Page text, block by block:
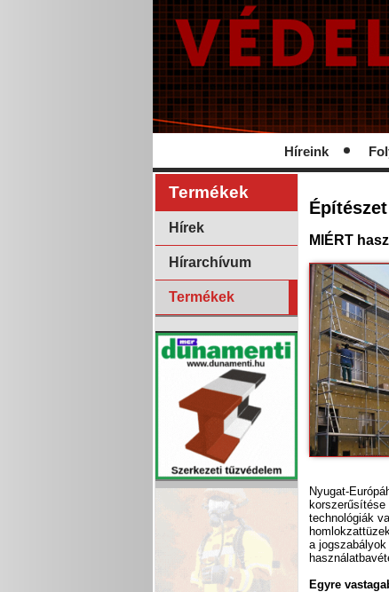
Híreink
Termékek
Hírek
Hírarchívum
Termékek
Építészet
MIÉRT
Nyugat-
technológiák
a
Egyre